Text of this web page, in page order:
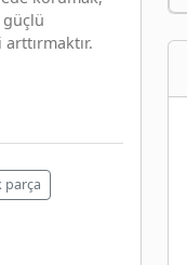
parça